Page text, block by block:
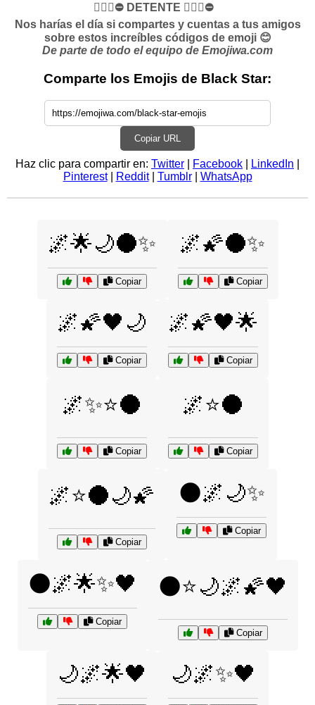
✋🏻🛑⛔️ DETENTE ✋🏻🛑⛔️
Nos harías el día si compartes y cuentas a tus amigos
sobre estos increíbles códigos de emoji 😊
De parte de todo el equipo de Emojiwa.com
Comparte los Emojis de Black Star:
Copiar URL
Haz clic para compartir en: Twitter Facebook LinkedIn
Pinterest| Reddit| Tumblr| WhatsApp
🌌🌟🌙🌑✨
Copiar
🌌🌠🌑✨
Copiar
🌌🌠🖤🌙
Copiar
🌌🌠🖤🌟
Copiar
🌌✨⭐🌑
Copiar
🌌⭐🌑
Copiar
🌌⭐🌑🌙🌠
Copiar
🌑🌌🌙✨
Copiar
🌑🌌🌟✨🖤
Copiar
🌑⭐🌙🌌🌠🖤
Copiar
🌙🌌🌟🖤 🌙🌌✨🖤